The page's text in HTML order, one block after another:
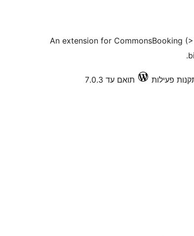
An extension for CommonsBooking
תואם עד 7.0.3